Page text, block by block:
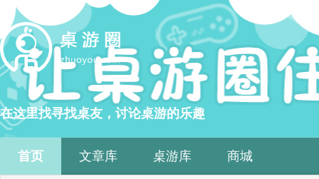
在这里找寻找桌友，讨论桌游的乐趣
首页 文章库 桌游库 商城